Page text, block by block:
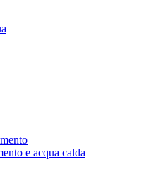
e acqua calda